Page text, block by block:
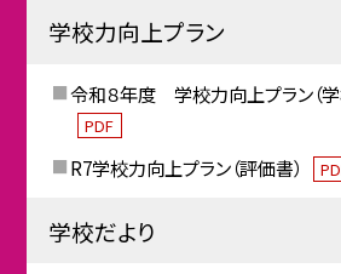
学校力向上プラン
令和８年度 学校力向上プラン（学
PDF
R7学校力向上プラン（評価書）
学校だより